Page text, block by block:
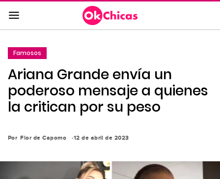
Saltar
al
contenido
a
la
navegación
principal
Famosos
Ariana Grande envía un
poderoso mensaje a quienes
la critican por su peso
Por Flor de Capomo 12 de abril de 2023